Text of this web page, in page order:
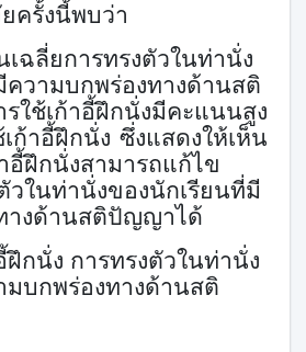
ครั้งนี้พบว่า
ฉลี่ยการทรงตัวในท่านั่ง
ความบกพร่องทางด้านสติ
ช้เก้าอี้ฝึกนั่งมีคะแนนสูง
ก้าอี้ฝึกนั่ง ซึ่งแสดงให้เห็น
อี้ฝึกนั่งสามารถแก้ไข
วในท่านั่งของนักเรียนที่มี
างด้านสติปัญญาได้
ฝึกนั่ง การทรงตัวในท่านั่ง
มบกพร่องทางด้านสติ